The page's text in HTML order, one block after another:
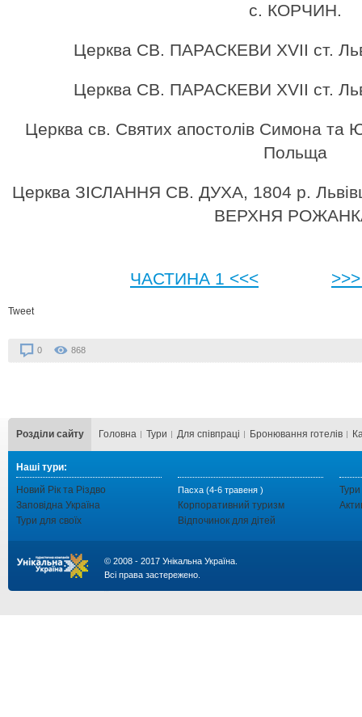
с. КОРЧИН.
Церква СВ. ПАРАСКЕВИ XVII ст.
Церква СВ. ПАРАСКЕВИ XVII ст.
Церква св. Святих апостолів Симона та
Польща
Церква ЗІСЛАННЯ СВ. ДУХА, 1804 р.
ВЕРХНЯ
ЧАСТИНА 1 <<<
Tweet
0 868
Розділи сайту Головна Тури Для cпівпраці Бронювання готелів
Наші тури:
Новий Рік та Різдво
Заповідна Україна
Тури для своїх
Пасха (4-6 травеня )
Корпоративний туризм
Відпочинок для дітей
Тури
© 2008 - 2017 Унікальна Україна.
Всі права застережено.